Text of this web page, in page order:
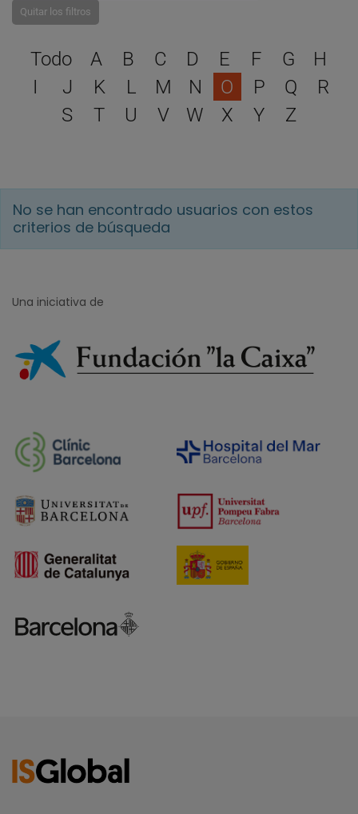
Quitar los filtros
Selecciona una letra
Todo A B C D E F G
H
I
J K L M N O P Q
R
S
T U V W X Y Z
No se han encontrado usuarios con estos
criterios de búsqueda
Una iniciativa de